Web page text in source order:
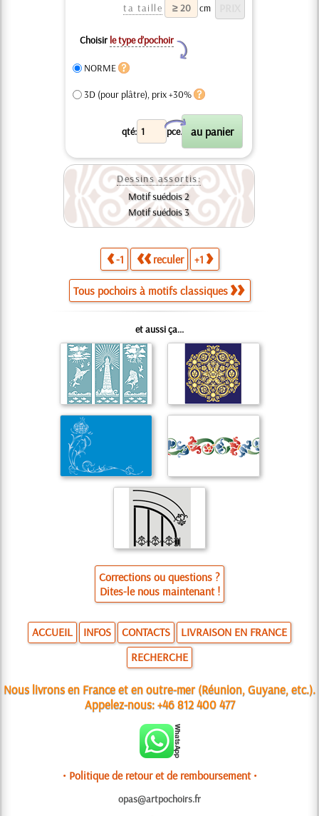
ta taille
cm
Choisir le type d’pochoir
Y
NORME
3D (pour plâtre), prix +30%
qté: pce.
X
Dessins assortis:
Motif suédois 2
Motif suédois 3
-1 reculer +1
Tous pochoirs à motifs classiques
et aussi ça...
Corrections ou questions ?
Dites-le nous maintenant !
ACCUEIL INFOS CONTACTS
LIVRAISON EN FRANCE
RECHERCHE
Nous livrons en France et en outre-mer (Réunion, Guyane, etc.).
Appelez-nous:+46 812 400 477
• Politique de retour et de remboursement •
opas@artpochoirs.fr